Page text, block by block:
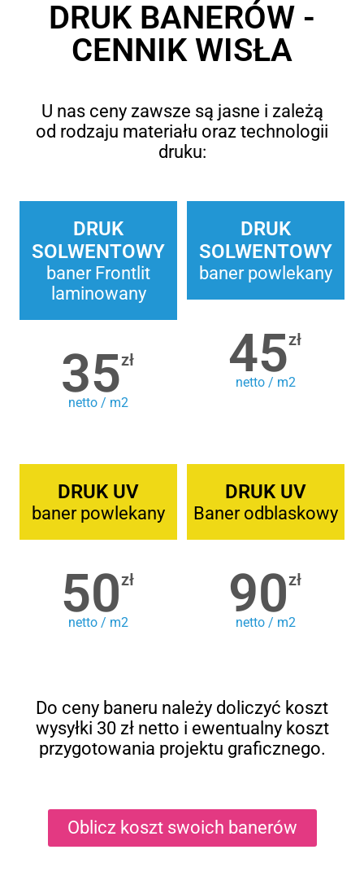
DRUK BANERÓW -
CENNIK WISŁA
U nas ceny zawsze są jasne i zależą
od rodzaju materiału oraz technologii
druku:
DRUK
SOLWENTOWY
baner Frontlit
laminowany
35zł
netto / m2
DRUK
SOLWENTOWY
baner powlekany
45zł
netto / m2
DRUK UV
baner powlekany
50zł
netto / m2
DRUK UV
Baner odblaskowy
90zł
netto / m2
Do ceny baneru należy doliczyć koszt
wysyłki 30 zł netto i ewentualny koszt
przygotowania projektu graficznego.
Oblicz koszt swoich banerów